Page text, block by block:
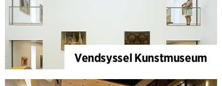
Vendsyssel Kunstmuseum